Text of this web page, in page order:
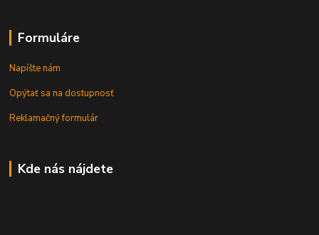
Formuláre
Napíšte nám
Opýtať sa na dostupnosť
Reklamačný formulár
Kde nás nájdete